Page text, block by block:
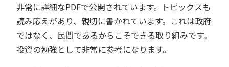
非常に詳細なPDFで公開されています。トピックスも
読み応えがあり、親切に書かれています。これは政府
ではなく、民間であるからこそできる取り組みです。
投資の勉強として非常に参考になります。